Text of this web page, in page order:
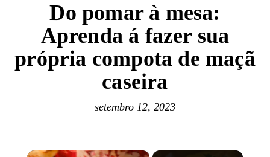
Do pomar à mesa:
Aprenda á fazer sua
própria compota de maçã
caseira
setembro 12, 2023